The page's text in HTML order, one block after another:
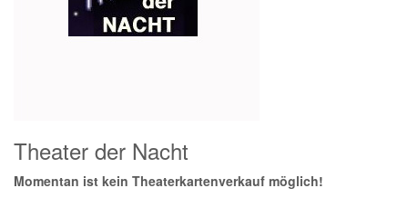
Theater der Nacht
Momentan ist kein Theaterkartenverkauf möglich!